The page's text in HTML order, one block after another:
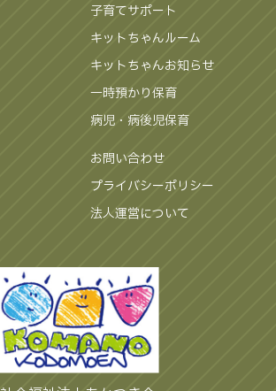
子育てサポート
キットちゃんルーム
キットちゃんお知らせ
一時預かり保育
病児・病後児保育
お問い合わせ
プライバシーポリシー
法人運営について